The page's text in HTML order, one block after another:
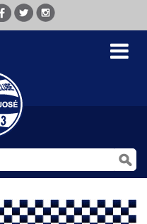
Toggle